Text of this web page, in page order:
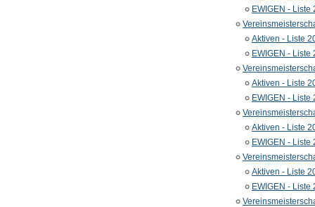
EWIGEN - Liste
Aktiven - Liste
EWIGEN - Liste
Aktiven - Liste
EWIGEN - Liste
Aktiven - Liste
EWIGEN - Liste
Aktiven - Liste
EWIGEN - Liste